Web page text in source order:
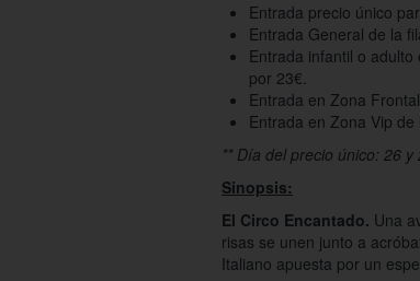
Entrada precio único
Entrada General de la
Entrada infantil o
por 23€.
Entrada en Zona
Entrada en Zona Vip
** Día del precio único: 26
Sinopsis:
El Circo Encantado. Una
risas se unen junto a
Italiano apuesta por un